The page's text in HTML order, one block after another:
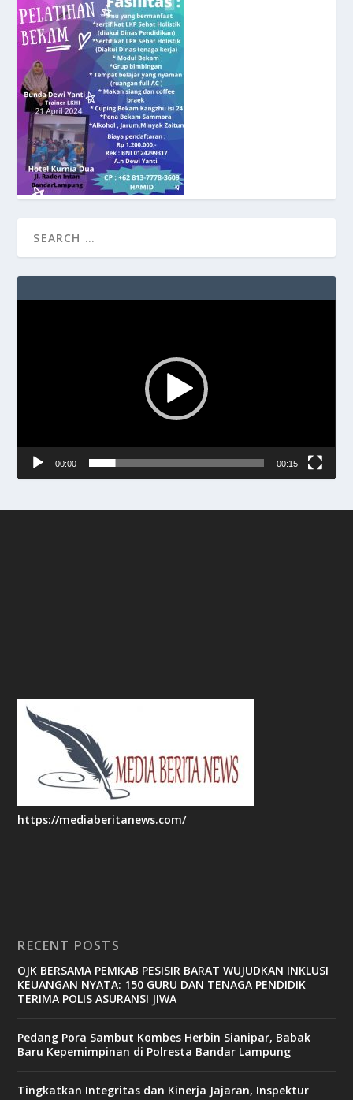
00:00 00:15
https://mediaberitanews.com/
RECENT POSTS
OJK BERSAMA PEMKAB PESISIR BARAT WUJUDKAN INKLUSI
KEUANGAN NYATA: 150 GURU DAN TENAGA PENDIDIK
TERIMA POLIS ASURANSI JIWA
Pedang Pora Sambut Kombes Herbin Sianipar, Babak
Baru Kepemimpinan di Polresta Bandar Lampung
Tingkatkan Integritas dan Kinerja Jajaran, Inspektur